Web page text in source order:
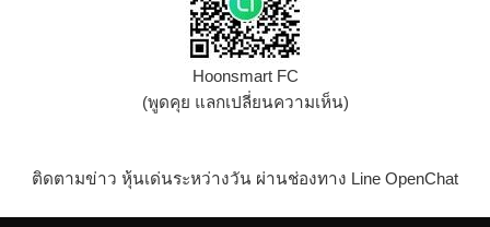
Hoonsmart FC
(พูดคุย แลกเปลี่ยนความเห็น)
ติดตามข่าว หุ้นเด่นระหว่างวัน ผ่านช่องทาง Line OpenChat